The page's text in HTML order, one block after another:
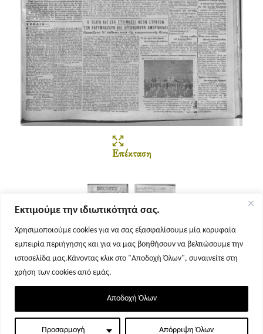
Εκτιμούμε την ιδιωτικότητά σας.
Χρησιμοποιούμε cookies για να σας εξασφαλίσουμε μία κορυφαία
εμπειρία περιήγησης και για να μας βοηθήσουν να βελτιώσουμε την
ιστοσελίδα μας.Κάνοντας κλικ στο "Αποδοχή Όλων", συναινείτε στη
χρήση των cookies από εμάς.
Προσαρμογή Απόρριψη Όλων
Αποδοχή Όλων
Επέκταση
Σελίδα 1 Σελίδα 2